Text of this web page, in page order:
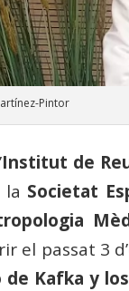
Pintor
Institut de
Societat
el passat 3
de Kafka y